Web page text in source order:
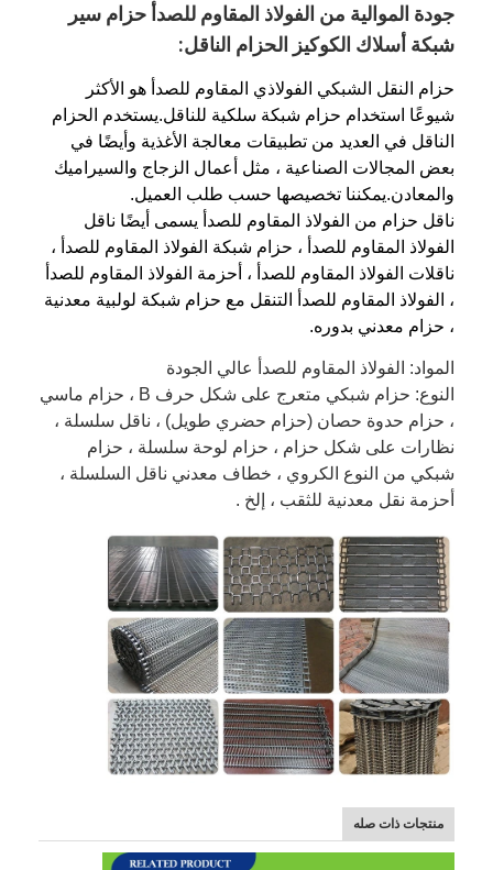
جودة الموالية من الفولاذ المقاوم للصدأ حزام سير
شبكة أسلاك الكوكيز الحزام الناقل:
حزام النقل الشبكي الفولاذي المقاوم للصدأ هو الأكثر
شيوعًا استخدام حزام شبكة سلكية للناقل.يستخدم الحزام
الناقل في العديد من تطبيقات معالجة الأغذية وأيضًا في
بعض المجالات الصناعية ، مثل أعمال الزجاج والسيراميك
والمعادن.يمكننا تخصيصها حسب طلب العميل.
ناقل حزام من الفولاذ المقاوم للصدأ يسمى أيضًا ناقل
الفولاذ المقاوم للصدأ ، حزام شبكة الفولاذ المقاوم للصدأ ،
ناقلات الفولاذ المقاوم للصدأ ، أحزمة الفولاذ المقاوم للصدأ
، الفولاذ المقاوم للصدأ التنقل مع حزام شبكة لولبية معدنية
، حزام معدني بدوره.
المواد: الفولاذ المقاوم للصدأ عالي الجودة
النوع: حزام شبكي متعرج على شكل حرف B ، حزام ماسي
، حزام حدوة حصان (حزام حضري طويل) ، ناقل سلسلة ،
نظارات على شكل حزام ، حزام لوحة سلسلة ، حزام
شبكي من النوع الكروي ، خطاف معدني ناقل السلسلة ،
أحزمة نقل معدنية للثقب ، إلخ .
منتجات ذات صله